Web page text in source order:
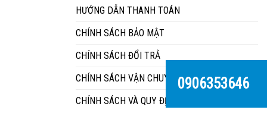
HƯỚNG DẪN THANH TOÁN
CHÍNH SÁCH BẢO MẬT
CHÍNH SÁCH ĐỔI TRẢ
CHÍNH SÁCH VẬN CHUYỂN
CHÍNH SÁCH VÀ QUY ĐỊNH SỬ DỤNG
0906353646